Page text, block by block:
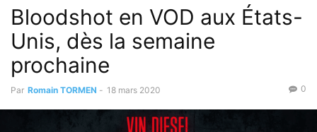
Bloodshot en VOD aux États-
Unis, dès la semaine
prochaine
Par Romain TORMEN - 18 mars 2020 0